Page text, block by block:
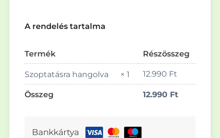
A rendelés tartalma
Termék Részösszeg
Szoptatásra hangolva × 1 12.990 Ft
Összeg 12.990 Ft
Bankkártya